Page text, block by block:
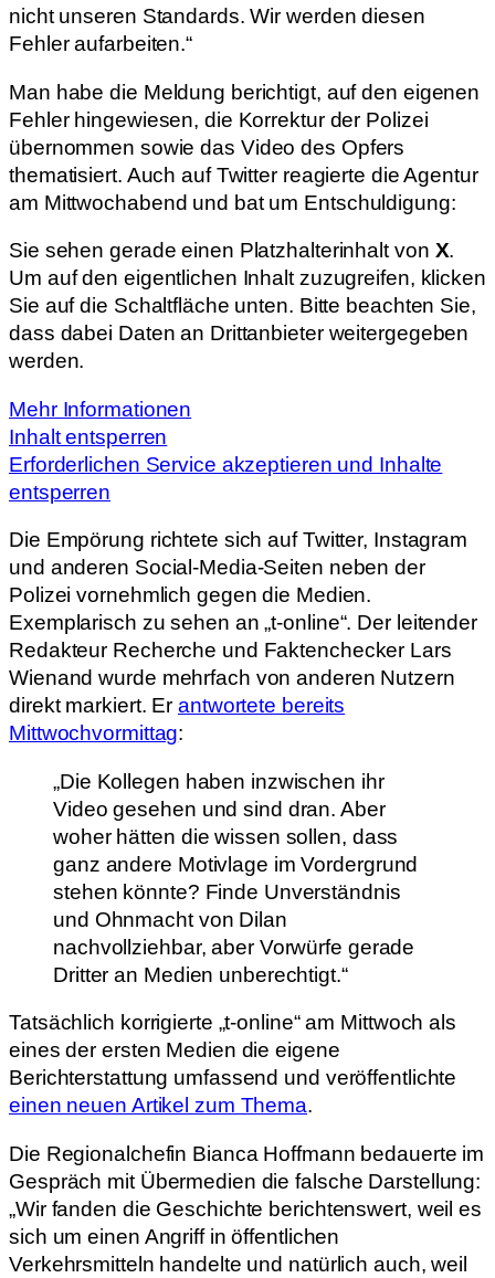
nicht unseren Standards. Wir werden diesen
Fehler aufarbeiten.“
Man habe die Meldung berichtigt, auf den eigenen
Fehler hingewiesen, die Korrektur der Polizei
übernommen sowie das Video des Opfers
thematisiert. Auch auf Twitter reagierte die Agentur
am Mittwochabend und bat um Entschuldigung:
Sie sehen gerade einen Platzhalterinhalt von X.
Um auf den eigentlichen Inhalt zuzugreifen, klicken
Sie auf die Schaltfläche unten. Bitte beachten Sie,
dass dabei Daten an Drittanbieter weitergegeben
werden.
Mehr Informationen
Inhalt entsperren
Erforderlichen Service akzeptieren und Inhalte
entsperren
Die Empörung richtete sich auf Twitter, Instagram
und anderen Social-Media-Seiten neben der
Polizei vornehmlich gegen die Medien.
Exemplarisch zu sehen an „t-online“. Der leitender
Redakteur Recherche und Faktenchecker Lars
Wienand wurde mehrfach von anderen Nutzern
direkt markiert. Er antwortete bereits
Mittwochvormittag:
„Die Kollegen haben inzwischen ihr
Video gesehen und sind dran. Aber
woher hätten die wissen sollen, dass
ganz andere Motivlage im Vordergrund
stehen könnte? Finde Unverständnis
und Ohnmacht von Dilan
nachvollziehbar, aber Vorwürfe gerade
Dritter an Medien unberechtigt.“
Tatsächlich korrigierte „t-online“ am Mittwoch als
eines der ersten Medien die eigene
Berichterstattung umfassend und veröffentlichte
einen neuen Artikel zum Thema.
Die Regionalchefin Bianca Hoffmann bedauerte im
Gespräch mit Übermedien die falsche Darstellung:
„Wir fanden die Geschichte berichtenswert, weil es
sich um einen Angriff in öffentlichen
Verkehrsmitteln handelte und natürlich auch, weil